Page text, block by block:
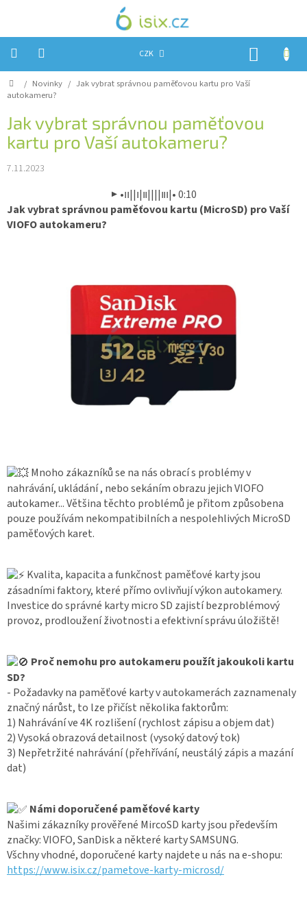
CZK
Úvod
Obchodní
podmínky
testy
Příslušenství
kamer
Fitness
vybavení
Webkamery
Chytré
náramky
kamery
Domů
/ Novinky / Jak vybrat správnou paměťovou kartu pro Vaší
autokameru?
Jak vybrat správnou paměťovou
kartu pro Vaší autokameru?
7.11.2023
▶︎ •၊၊||၊|။||||။‌‌‌‌‌၊|• 0:10
Jak vybrat správnou paměťovou kartu (MicroSD) pro Vaší
VIOFO autokameru?
Mnoho zákazníků se na nás obrací s problémy v
nahrávání, ukládání , nebo sekáním obrazu jejich VIOFO
autokamer... Většina těchto problémů je přitom způsobena
pouze používám nekompatibilních a nespolehlivých MicroSD
paměťových karet.
Kvalita, kapacita a funkčnost paměťové karty jsou
zásadními faktory, které přímo ovlivňují výkon autokamery.
Investice do správné karty micro SD zajistí bezproblémový
provoz, prodloužení životnosti a efektivní správu úložiště!
Proč nemohu pro autokameru použít jakoukoli kartu
SD?
- Požadavky na paměťové karty v autokamerách zaznamenaly
značný nárůst, to lze přičíst několika faktorům:
1) Nahrávání ve 4K rozlišení (rychlost zápisu a objem dat)
2) Vysoká obrazová detailnost (vysoký datový tok)
3) Nepřetržité nahrávání (přehřívání, neustálý zápis a mazání
dat)
Námi doporučené paměťové karty
Našimi zákazníky prověřené MircoSD karty jsou především
značky: VIOFO, SanDisk a některé karty SAMSUNG.
Všchny vhodné, doporučené karty najdete u nás na e-shopu:
https://www.isix.cz/pametove-karty-microsd/